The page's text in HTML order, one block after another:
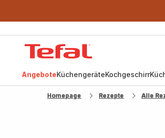
AngeboteKüchengeräteKochgeschirr
Homepage Rezepte Alle